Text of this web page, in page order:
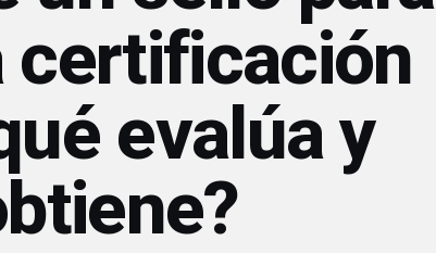
certificación
evalúa y